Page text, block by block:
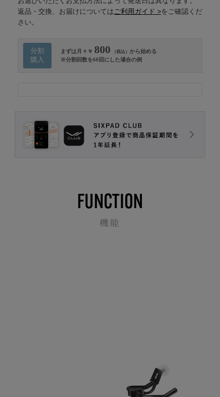
返品・交換、お届けについてはご利用ガイド >をご確認くだ
さい。
分割
購入
まずは月々￥ 800 （税込）から始める
※分割回数を60回にした場合の例
FUNCTION
機能